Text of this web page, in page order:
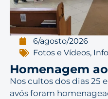
6/agosto/2026
Fotos e Vídeos,
Homenagem
Nos cultos dos dias 25
avós foram